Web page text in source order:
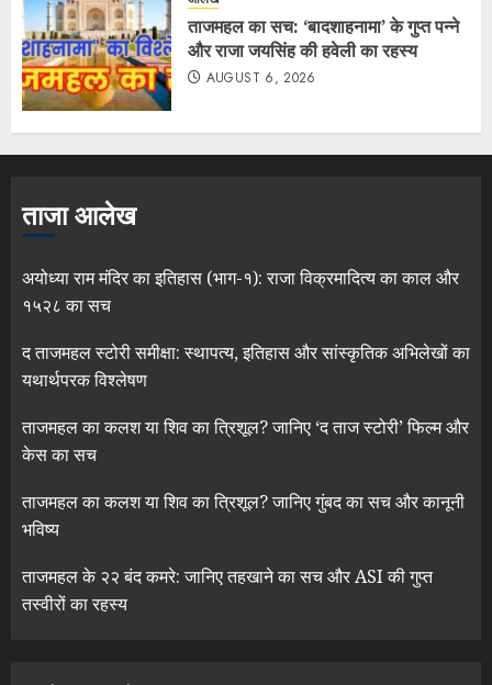
ताजमहल का सच: ‘बादशाहनामा’ के गुप्त पन्ने
और राजा जयसिंह की हवेली का रहस्य
AUGUST 6, 2026
ताजा आलेख
अयोध्या राम मंदिर का इतिहास (भाग-१): राजा विक्रमादित्य का काल और
१५२८ का सच
द ताजमहल स्टोरी समीक्षा: स्थापत्य, इतिहास और सांस्कृतिक अभिलेखों का
यथार्थपरक विश्लेषण
ताजमहल का कलश या शिव का त्रिशूल? जानिए ‘द ताज स्टोरी’ फिल्म और
केस का सच
ताजमहल का कलश या शिव का त्रिशूल? जानिए गुंबद का सच और कानूनी
भविष्य
ताजमहल के २२ बंद कमरे: जानिए तहखाने का सच और ASI की गुप्त
तस्वीरों का रहस्य